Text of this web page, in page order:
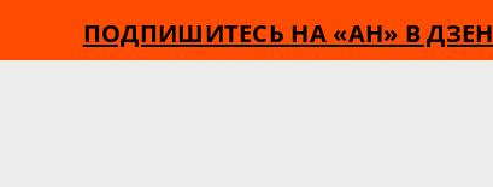
ПОДПИШИТЕСЬ НА «АН» В ДЗЕН